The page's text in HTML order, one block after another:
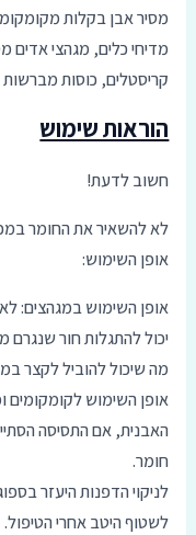
מסיר אבן בקלות
מדיחי כלים, מגהצי אדים
קריסטלים, כוסות מברשות
הוראות שימוש
חשוב לדעת!
לא להשאיר את החומר
אופן השימוש:
אופן השימוש במגהצים:
יכול להתגלות חור
מה שיכול להוביל לקצר
אופן השימוש לקומקומים
האבנית, אם התסיסה
חומר.
לניקוי הדפנות היעזר
לשטוף היטב אחרי הטיפול.